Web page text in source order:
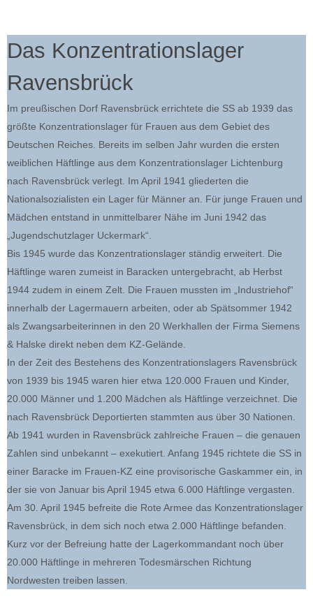
Das Konzentrationslager
Ravensbrück
Im preußischen Dorf Ravensbrück errichtete die SS ab 1939 das
größte Konzentrationslager für Frauen aus dem Gebiet des
Deutschen Reiches. Bereits im selben Jahr wurden die ersten
weiblichen Häftlinge aus dem Konzentrationslager Lichtenburg
nach Ravensbrück verlegt. Im April 1941 gliederten die
Nationalsozialisten ein Lager für Männer an. Für junge Frauen und
Mädchen entstand in unmittelbarer Nähe im Juni 1942 das
„Jugendschutzlager Uckermark“.
Bis 1945 wurde das Konzentrationslager ständig erweitert. Die
Häftlinge waren zumeist in Baracken untergebracht, ab Herbst
1944 zudem in einem Zelt. Die Frauen mussten im „Industriehof“
innerhalb der Lagermauern arbeiten, oder ab Spätsommer 1942
als Zwangsarbeiterinnen in den 20 Werkhallen der Firma Siemens
& Halske direkt neben dem KZ-Gelände.
In der Zeit des Bestehens des Konzentrationslagers Ravensbrück
von 1939 bis 1945 waren hier etwa 120.000 Frauen und Kinder,
20.000 Männer und 1.200 Mädchen als Häftlinge verzeichnet. Die
nach Ravensbrück Deportierten stammten aus über 30 Nationen.
Ab 1941 wurden in Ravensbrück zahlreiche Frauen – die genauen
Zahlen sind unbekannt – exekutiert. Anfang 1945 richtete die SS in
einer Baracke im Frauen-KZ eine provisorische Gaskammer ein, in
der sie von Januar bis April 1945 etwa 6.000 Häftlinge vergasten.
Am 30. April 1945 befreite die Rote Armee das Konzentrationslager
Ravensbrück, in dem sich noch etwa 2.000 Häftlinge befanden.
Kurz vor der Befreiung hatte der Lagerkommandant noch über
20.000 Häftlinge in mehreren Todesmärschen Richtung
Nordwesten treiben lassen.